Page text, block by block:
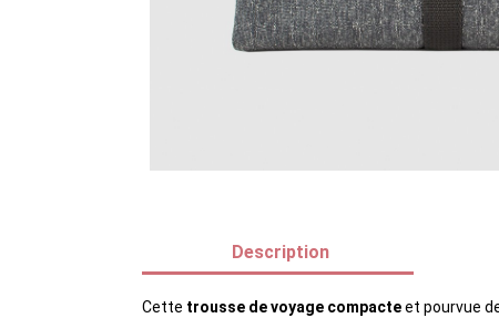
Description
Cette trousse de voyage compacteet pourvue